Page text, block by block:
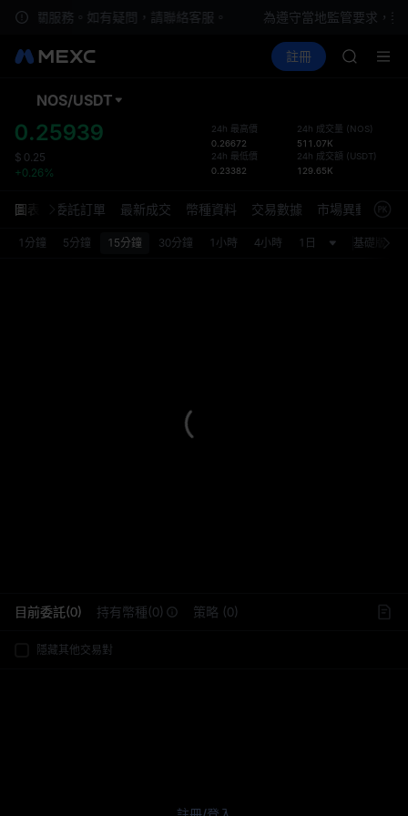
相關服務。如有疑問，請聯絡客服。 為遵守當地監管要求，
UNITREE 理財
註冊
SKYAI
HFT
SKYAI
ACE
UNITREE
宇樹科
NOS/USDT
0.25939
$ 0.25
+0.26%
24h 最高價
0.26672
24h 最低價
0.23382
24h 成交量 (NOS)
511.07K
24h 成交額 (USDT)
129.65K
圖表 委託訂單 最新成交 幣種資料 交易數據 市場異動
1分鐘 5分鐘 15分鐘 30分鐘 1小時 4小時 1日 基礎版
目前委託(0) 持有幣種(0) 策略 (0)
隱藏其他交易對